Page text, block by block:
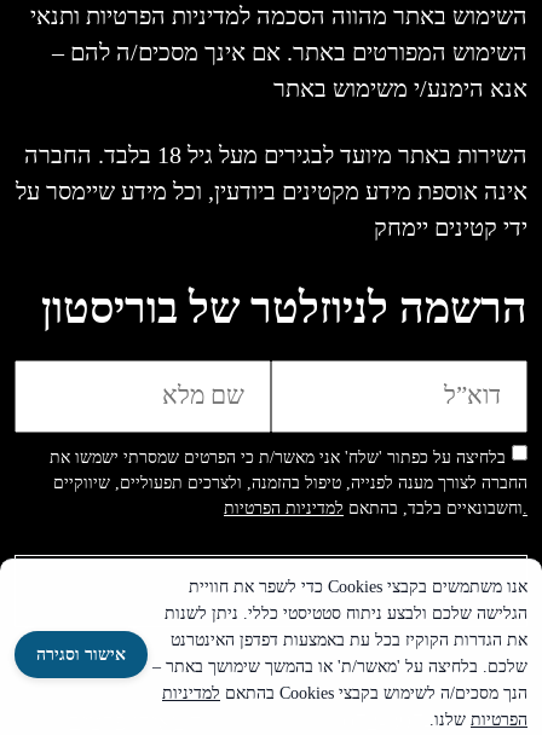
השימוש באתר מהווה הסכמה למדיניות הפרטיות ותנאי
השימוש המפורטים באתר. אם אינך מסכים/ה להם –
אנא הימנע/י משימוש באתר
השירות באתר מיועד לבגירים מעל גיל 18 בלבד. החברה
אינה אוספת מידע מקטינים ביודעין, וכל מידע שיימסר על
ידי קטינים יימחק
הרשמה לניוזלטר של בוריסטון
בלחיצה על כפתור 'שלח' אני מאשר/ת כי הפרטים שמסרתי ישמשו את
החברה לצורך מענה לפנייה, טיפול בהזמנה, ולצרכים תפעוליים, שיווקיים
וחשבונאיים בלבד, בהתאם
072-3974499
אישור וסגירה
אנו משתמשים בקבצי Cookies כדי לשפר את חוויית
הגלישה שלכם ולבצע ניתוח סטטיסטי כללי. ניתן לשנות
את הגדרות הקוקיז בכל עת באמצעות דפדפן האינטרנט
שלכם. בלחיצה על 'מאשר/ת' או בהמשך שימושך באתר –
הנך מסכים/ה לשימוש בקבצי Cookies בהתאם
למדיניות
הפרטיות שלנו.